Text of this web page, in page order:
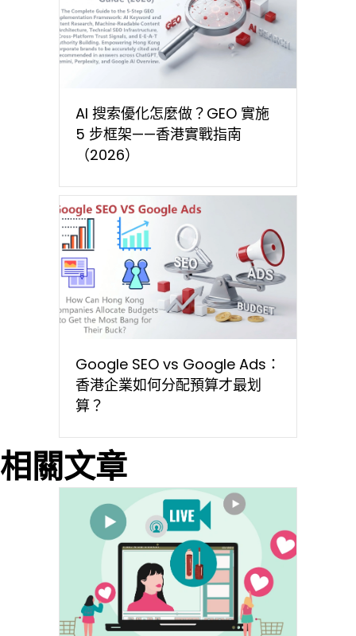
AI 搜索優化怎麼做？GEO 實施
5 步框架——香港實戰指南
（2026）
Google SEO vs Google Ads：
香港企業如何分配預算才最划
算？
相關文章